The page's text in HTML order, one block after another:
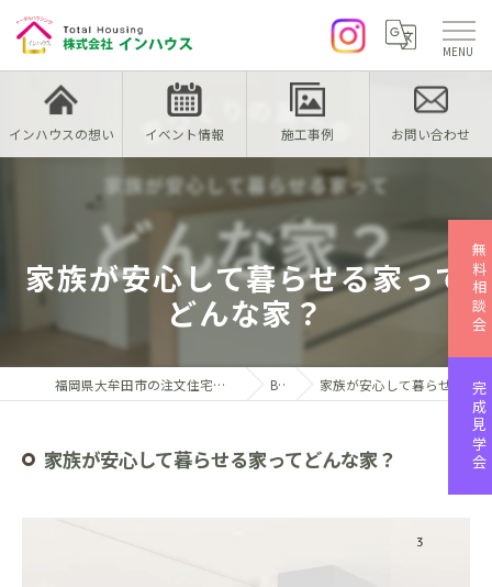
インハウスの想い イベント情報 施工事例 お問い合わせ
家族が安心して暮らせる家って
どんな家？
福岡県大牟田市の注文住宅なら株式会社インハウス Blog 家族が安心して暮らせる家ってどんな家？
家族が安心して暮らせる家ってどんな家？
無料相談会
完成見学会